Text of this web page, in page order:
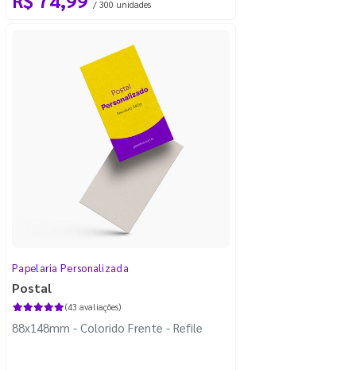
/ 300 unidades
Papelaria Personalizada
Postal
(43 avaliações)
88x148mm - Colorido Frente - Refile